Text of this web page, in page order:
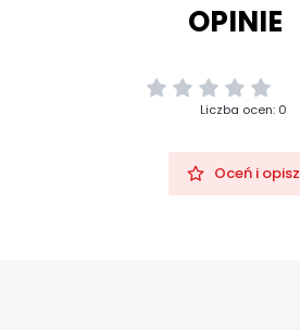
OPINIE
Liczba ocen: 0
Oceń i opisz